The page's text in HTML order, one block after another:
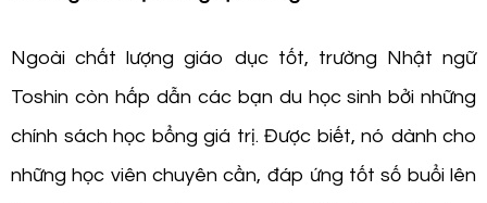
Ngoài chất lượng giáo dục tốt, trường Nhật ngữ
Toshin còn hấp dẫn các bạn du học sinh bởi những
chính sách học bổng giá trị. Được biết, nó dành cho
những học viên chuyên cần, đáp ứng tốt số buổi lên